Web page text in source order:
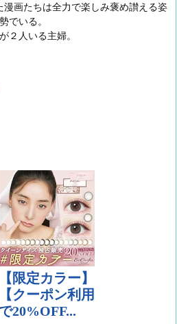
画たちは全力で楽しみ褒め讃える姿
勢でいる。
２人いる主婦。